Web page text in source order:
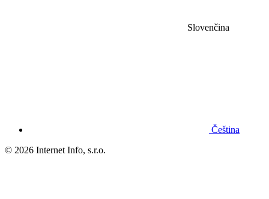
Slovenčina
Čeština
© 2026 Internet Info, s.r.o.